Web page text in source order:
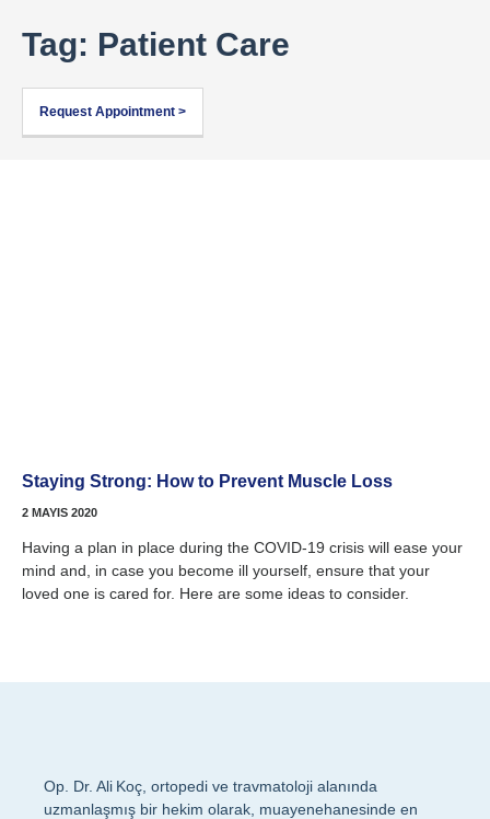
Tag: Patient Care
Request Appointment >
Staying Strong: How to Prevent Muscle Loss
2 MAYIS 2020
Having a plan in place during the COVID-19 crisis will ease your
mind and, in case you become ill yourself, ensure that your
loved one is cared for. Here are some ideas to consider.
Op. Dr. Ali Koç, ortopedi ve travmatoloji alanında
uzmanlaşmış bir hekim olarak, muayenehanesinde en